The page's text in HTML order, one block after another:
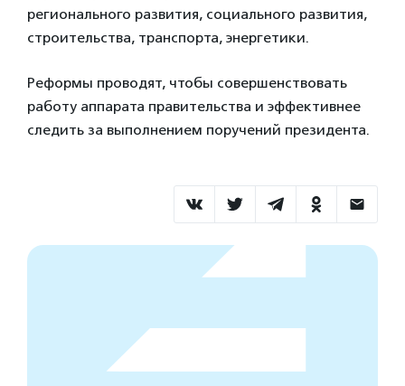
регионального развития, социального развития,
строительства, транспорта, энергетики.
Реформы проводят, чтобы совершенствовать
работу аппарата правительства и эффективнее
следить за выполнением поручений президента.